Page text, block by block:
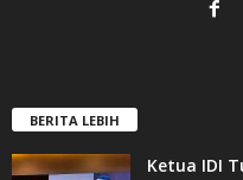
BERITA LEBIH
Ketua IDI